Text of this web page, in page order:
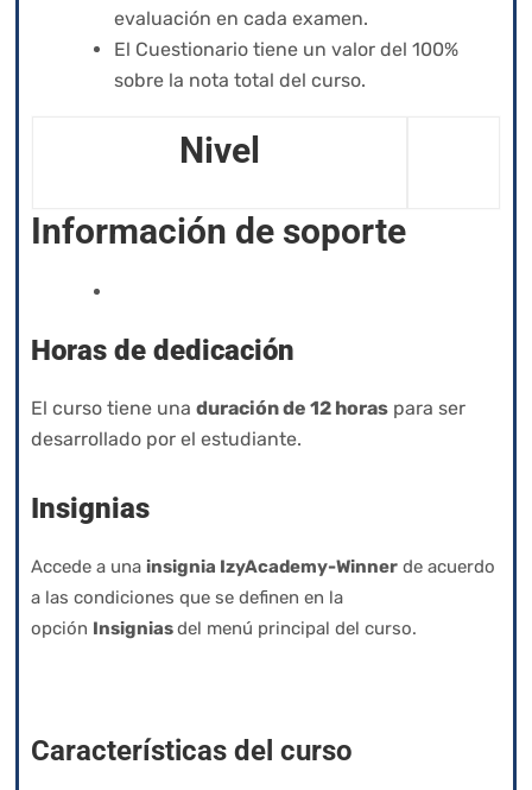
evaluación en cada examen.
El Cuestionario tiene un valor del 100%
sobre la nota total del curso.
Nivel
Información de soporte
Horas de dedicación
El curso tiene una duración de 12 horas para ser
desarrollado por el estudiante.
Insignias
Accede a una insignia IzyAcademy-Winner de acuerdo
a las condiciones que se definen en la
opción Insigniasdel menú principal del curso.
Características del curso